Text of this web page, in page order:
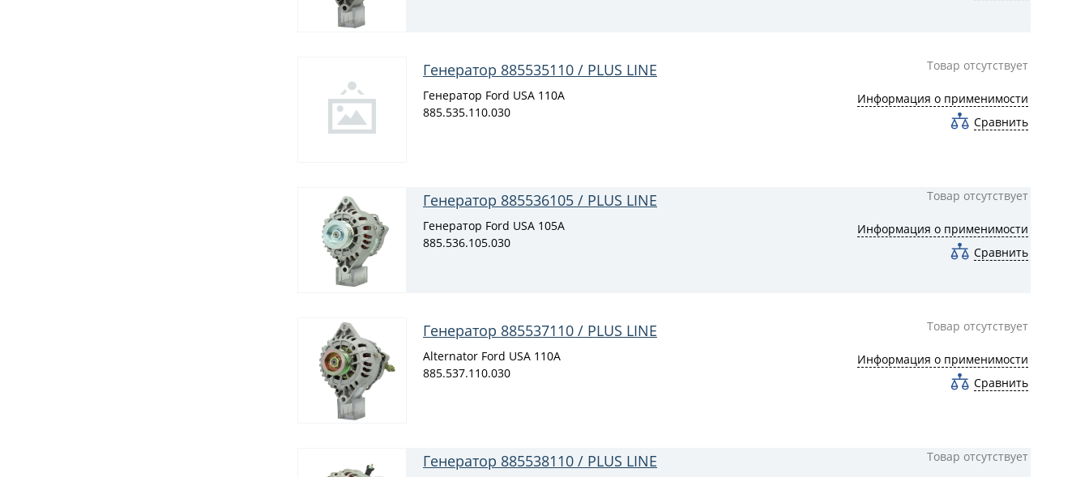
Генератор 885535110 / PLUS LINE
Товар отсутствует
Генератор Ford USA 110A
885.535.110.030
Информация о применимости
Сравнить
Генератор 885536105 / PLUS LINE
Товар отсутствует
Генератор Ford USA 105A
885.536.105.030
Информация о применимости
Сравнить
Генератор 885537110 / PLUS LINE
Товар отсутствует
Alternator Ford USA 110A
885.537.110.030
Информация о применимости
Сравнить
Генератор 885538110 / PLUS LINE
Товар отсутствует